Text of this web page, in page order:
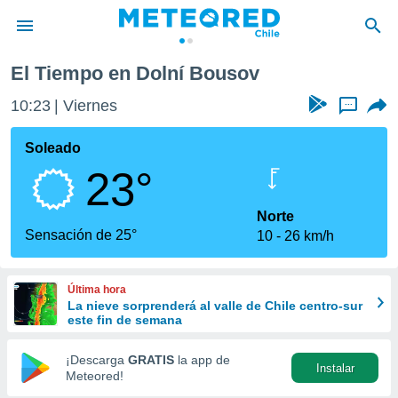
de
por
que se
calidad.
a este
las
y
forma
digital
basada
El Tiempo en Dolní Bousov
10:23 Viernes ...
Soleado
23°
Sensación de 25°
Norte
10
26 km/h
Última hora
La nieve sorprenderá al valle de Chile centro-sur
este fin de semana
¡Descarga GRATIS la app de
Meteored!
Instalar